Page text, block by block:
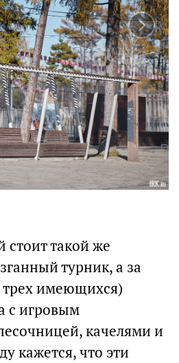
стоит такой же
турник, а за
имеющихся)
с игровым
качелями и
кажется, что эти